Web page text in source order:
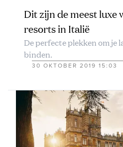
Dit zijn de meest
resorts in Italië
De perfecte plekken om je
binden.
30 OKTOBER 2019 15:03